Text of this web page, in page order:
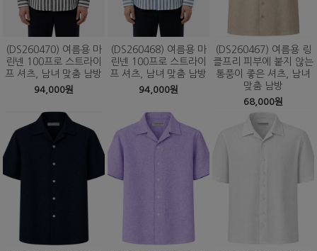
(DS260470) 여름용 마
린넨 100프로 스트라이
프 셔츠, 남녀 맞춤 남방
94,000원
(DS260468) 여름용 마
린넨 100프로 스트라이
프 셔츠, 남녀 맞춤 남방
94,000원
(DS260467) 여름용 링
클프리 피부에 붙지 않는
통풍이 좋은 셔츠, 남녀
맞춤 남방
68,000원